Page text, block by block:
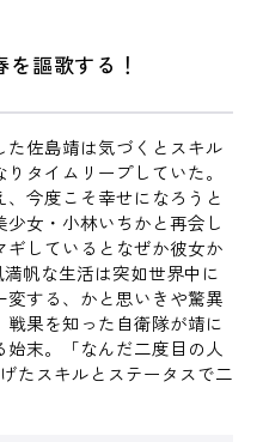
謳歌する！
佐島靖は気づくとスキル
タイムリープしていた。
今度こそ幸せになろうと
女・小林いちかと再会し
しているとなぜか彼女か
帆な生活は突如世界中に
する、かと思いきや驚異
果を知った自衛隊が靖に
末。「なんだ二度目の人
たスキルとステータスで二